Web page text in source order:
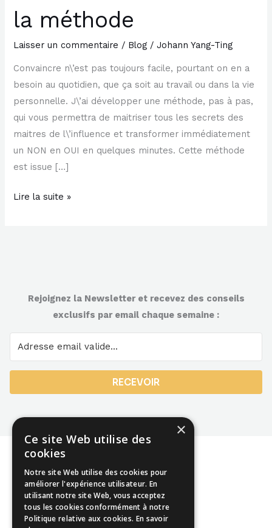
la méthode
Laisser un commentaire / Blog /Johann Yang-Ting
Convaincre n\’est pas toujours facile, pourtant on en a
besoin au quotidien, que ça soit au travail ou dans la vie
personnelle. J\’ai développer une méthode, pas à pas,
qui vous permettra de maitriser tous les secrets des
maitres de l\’influence et transformer immédiatement
un NON en OUI en quelques minutes. Cette méthode
est issue […]
convaincre:
Lire la suite »
Rejoignez la Newsletter et recevez des conseils
exclusifs par email chaque semaine :
RECEVOIR
Mentions légales
CGU
×
Ce site Web utilise des
cookies
Notre site Web utilise des cookies pour
améliorer l'expérience utilisateur. En
utilisant notre site Web, vous acceptez
tous les cookies conformément à notre
Politique relative aux cookies. En savoir